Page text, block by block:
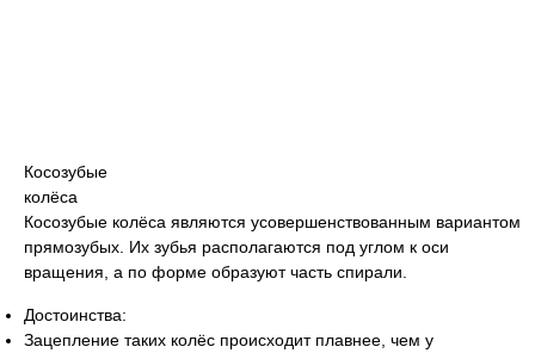
Косозубые
колёса
Косозубые колёса являются усовершенствованным вариантом
прямозубых. Их зубья располагаются под углом к оси
вращения, а по форме образуют часть спирали.
Достоинства:
Зацепление таких колёс происходит плавнее, чем у